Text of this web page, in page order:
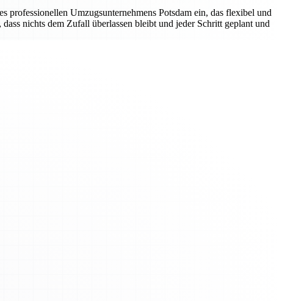
professionellen Umzugsunternehmens Potsdam ein, das flexibel und
nichts dem Zufall überlassen bleibt und jeder Schritt geplant und